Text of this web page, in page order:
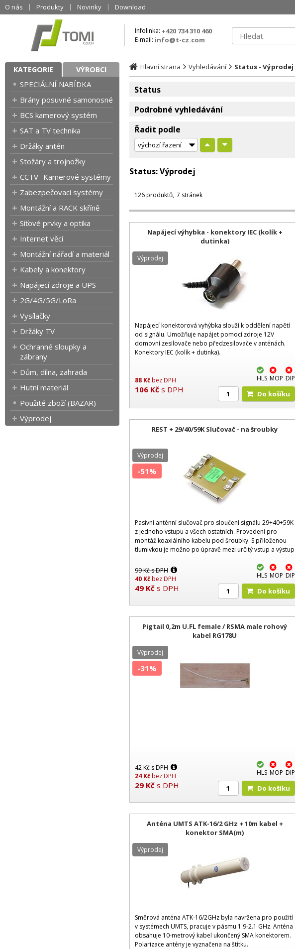
O nás Produkty Novinky Download
Infolinka: +420 734 310 460
E-mail: info@t-cz.com
KATEGORIE VÝROBCI
SPECIÁLNÍ NABÍDKA
Brány posuvné samonosné
BCS kamerový systém
SAT a TV technika
Držáky antén
Stožáry a trojnožky
CCTV- Kamerové systémy
Zabezpečovací systémy
Montážní a RACK skříně
Síťové prvky a optika
Internet věcí
Montážní nářadí a materiál
Kabely a konektory
Napájecí zdroje a UPS
2G/4G/5G/LoRa
Vysílačky
Držáky TV
Ochranné sloupky a
zábrany
Dům, dílna, zahrada
Hutní materiál
Použité zboží (BAZAR)
Výprodej
Hlavní strana Vyhledávání Status - Výprodej
Status
Podrobné vyhledávání
Řadit podle
Status:Výprodej
126 produktů 7 stránek
Napájecí výhybka - konektory IEC (kolík +
dutinka)
Napájecí konektorová vyhýbka slouží k oddělení napětí
od signálu. Umožňuje napájet pomocí zdroje 12V
domovní zesilovače nebo předzesilovače v anténách.
Konektory IEC (kolík + dutinka).
88 Kčbez DPH
106 Kč s DPH
Výprodej
HLS MOP DIP
Do košíku
REST + 29/40/59K Slučovač - na šroubky
Pasivní anténní slučovač pro sloučení signálu 29+40+59K
z jednoho vstupu a všech ostatních. Provedení pro
montáž koaxiálního kabelu pod šroubky. S přiloženou
tlumivkou je možno po úpravě mezi určitý vstup a výstup
99Kčs DPH
40 Kčbez DPH
49 Kč s DPH
Výprodej
-51%
HLS MOP DIP
Do košíku
Pigtail 0,2m U.FL female / RSMA male rohový
kabel RG178U
42Kčs DPH
24 Kčbez DPH
29 Kč s DPH
Výprodej
-31%
HLS MOP DIP
Do košíku
Anténa UMTS ATK-16/2 GHz + 10m kabel +
konektor SMA(m)
Směrová anténa ATK-16/2GHz byla navržena pro použití
v systémech UMTS, pracuje v pásmu 1.9-2.1 GHz. Anténa
obsahuje 10-metrový kabel ukončený SMA konektorem.
Polarizace antény je vyznačena na štítku.
Výprodej